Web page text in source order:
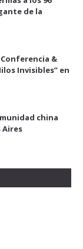
de la
&
Invisibles” en
china
Aires